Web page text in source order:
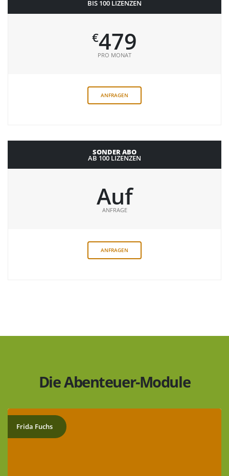
BIS 100 LIZENZEN
€479
PRO MONAT
ANFRAGEN
SONDER ABO
AB 100 LIZENZEN
Auf
ANFRAGE
ANFRAGEN
Die Abenteuer-Module
Frida Fuchs